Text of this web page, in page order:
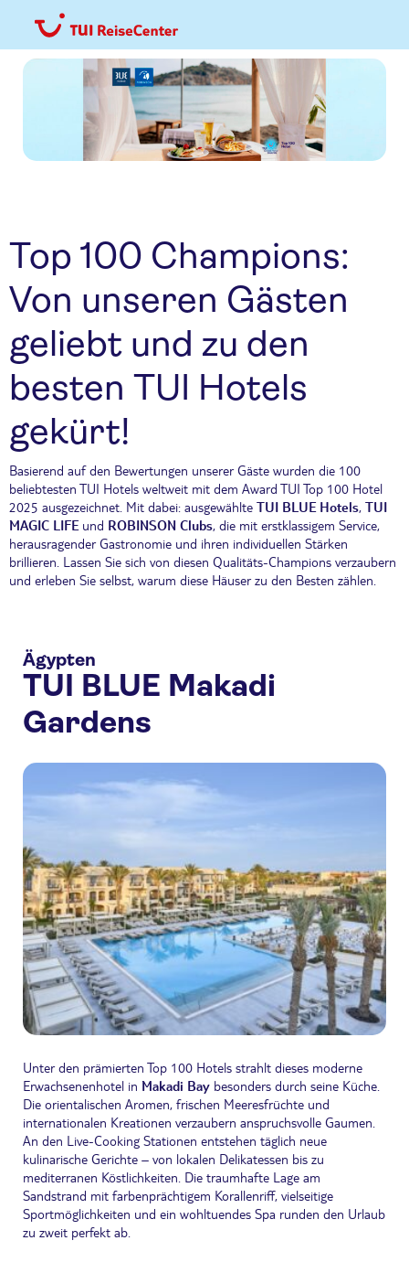
Top 100 Champions:
Von unseren Gästen
geliebt und zu den
besten TUI Hotels
gekürt!
Basierend auf den Bewertungen unserer Gäste wurden die 100
beliebtesten TUI Hotels weltweit mit dem Award TUI Top 100 Hotel
2025 ausgezeichnet Mit dabei: ausgewählte TUI BLUE Hotels, TUI
MAGIC LIFEund ROBINSON Clubs, die mit erstklassigem Service,
herausragender Gastronomie und ihren individuellen Stärken
brillieren Lassen Sie sich von diesen Qualitäts-Champions verzaubern
und erleben Sie selbst, warum diese Häuserzu den Besten zählen
Ägypten
TUI BLUE Makadi
Gardens
Unter den prämierten Top 100 Hotels strahlt dieses moderne
Erwachsenenhotel in Makadi Bay besonders durch seine Küche.
Die orientalischen Aromen, frischen Meeresfrüchte und
internationalen Kreationen verzaubern anspruchsvolle Gaumen.
An den Live-Cooking Stationen entstehen täglich neue
kulinarische Gerichte – von lokalen Delikatessen bis zu
mediterranen Köstlichkeiten. Die traumhafte Lage am
Sandstrand mit farbenprächtigem Korallenriff, vielseitige
Sportmöglichkeiten und ein wohltuendes Spa runden den Urlaub
zu zweit perfekt ab.